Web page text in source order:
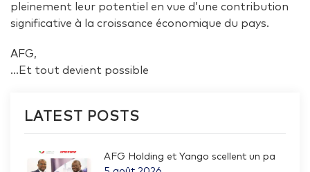
pleinement leur potentiel en vue d’une contribution
significative à la croissance économique du pays.
AFG,
…Et tout devient possible
LATEST POSTS
AFG Holding et Yango scellent un pa